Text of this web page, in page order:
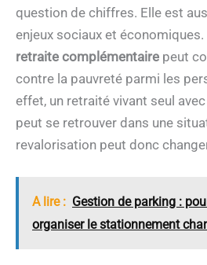
question de chiffres. Elle est
enjeux sociaux et économiques.
retraite complémentaire peut
contre la pauvreté parmi les
effet, un retraité vivant seul
peut se retrouver dans une
revalorisation peut donc
A lire : Gestion de parking :
organiser le stationnement